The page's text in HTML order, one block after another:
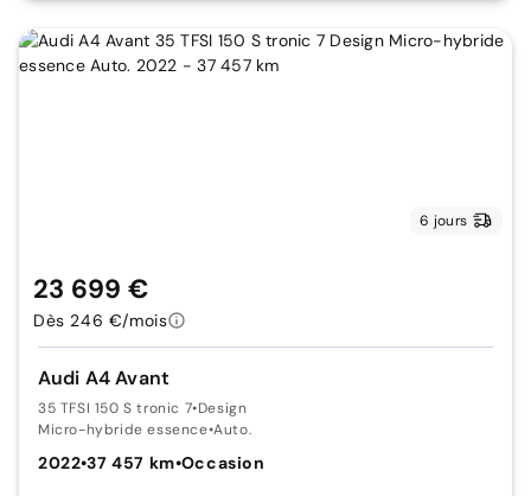
6 jours
Audi A4 Avant
35 TFSI 150 S tronic 7•Design
Micro-hybride essence•Auto.
2022•37 457 km•Occasion
23 699 €
Dès 246 €/mois